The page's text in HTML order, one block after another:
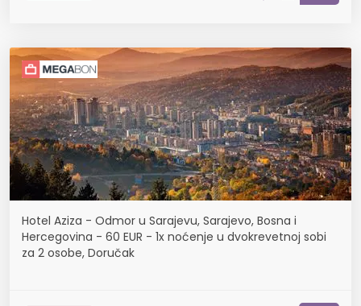
Hotel Aziza - Odmor u Sarajevu, Sarajevo, Bosna i
Hercegovina - 60 EUR - 1x noćenje u dvokrevetnoj sobi
za 2 osobe, Doručak